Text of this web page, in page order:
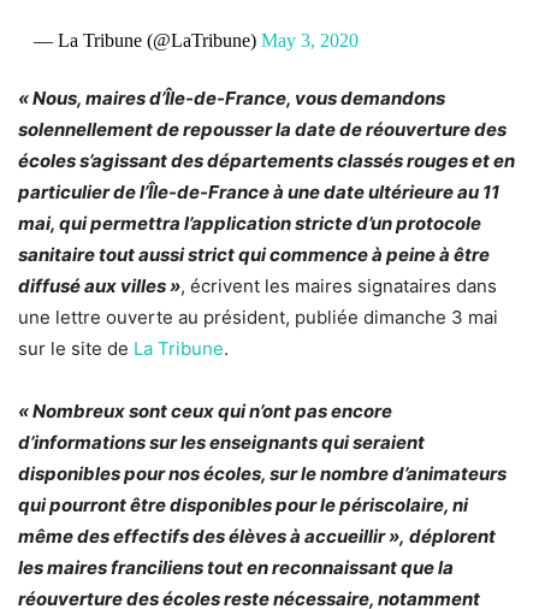
— La Tribune (@LaTribune) May 3, 2020
« Nous, maires d’Île-de-France, vous demandons
solennellement de repousser la date de réouverture des
écoles s’agissant des départements classés rouges et en
particulier de l’Île-de-France à une date ultérieure au 11
mai, qui permettra l’application stricte d’un protocole
sanitaire tout aussi strict qui commence à peine à être
diffusé aux villes », écrivent les maires signataires dans
une lettre ouverte au président, publiée dimanche 3 mai
sur le site de La Tribune.
« Nombreux sont ceux qui n’ont pas encore
d’informations sur les enseignants qui seraient
disponibles pour nos écoles, sur le nombre d’animateurs
qui pourront être disponibles pour le périscolaire, ni
même des effectifs des élèves à accueillir », déplorent
les maires franciliens tout en reconnaissant que la
réouverture des écoles reste nécessaire, notamment